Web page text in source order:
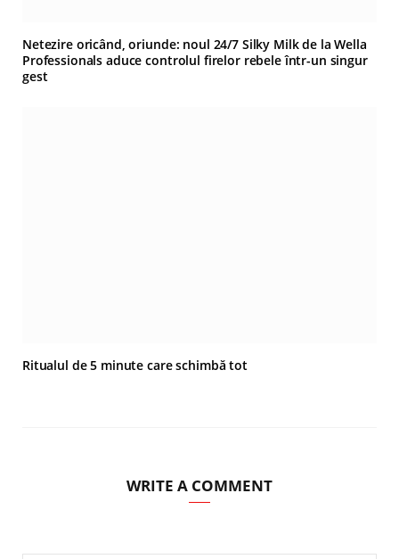
Netezire oricând, oriunde: noul 24/7 Silky Milk de la Wella
Professionals aduce controlul firelor rebele într-un singur
gest
Ritualul de 5 minute care schimbă tot
WRITE A COMMENT